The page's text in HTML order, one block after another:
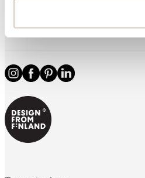
Tietoa meistä